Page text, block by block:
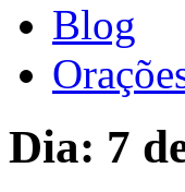
Blog
Dia: 7